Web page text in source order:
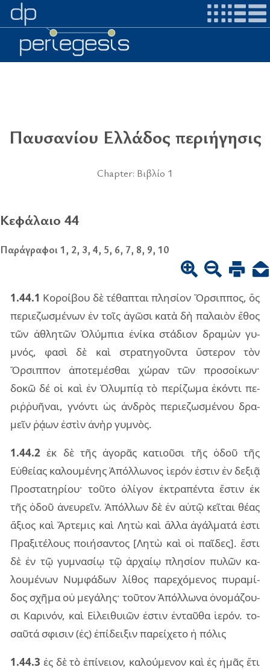
Παυσανίου Ελλάδος περιήγησις
Chapter: Βιβλίο 1
Κεφάλαιο 44
Παράγραφοι 1, 2, 3, 4, 5, 6, 7, 8, 9, 10
1.44.1 Κοροί­βου δὲ τέ­θα­πται πλη­σί­ον Ὄρσιπ­πος, ὃς
πε­ριε­ζω­σμέ­νων ἐν τοῖς ἀγῶ­σι κατὰ δὴ πα­λαιὸν ἔθος
τῶν ἀθλη­τῶν Ὀλύμ­πια ἐνί­κα στά­διον δρα­μὼν γυ­
μνός, φασὶ δὲ καὶ στρα­τη­γοῦν­τα ὕστε­ρον τὸν
Ὄρσιπ­πον ἀπο­τε­μέ­σθαι χώ­ραν τῶν προ­σοί­κων·
δοκῶ δέ οἱ καὶ ἐν Ὀλυμ­πίᾳ τὸ πε­ρί­ζω­μα ἑκόν­τι πε­
ριῤ­ῥυ­ῆ­ναι, γνόν­τι ὡς ἀν­δρὸς πε­ριε­ζω­σμέ­νου δρα­
μεῖν ῥᾴων ἐστὶν ἀνὴρ γυ­μνὸς.
1.44.2 ἐκ δὲ τῆς ἀγο­ρᾶς κα­τιοῦ­σι τῆς ὁδοῦ τῆς
Εὐθεί­ας κα­λου­μέ­νης Ἀπόλ­λω­νος ἱε­ρόν ἐστιν ἐν δε­ξιᾷ
Προ­στα­τη­ρί­ου· τοῦ­το ὀλί­γον ἐκτρα­πέν­τα ἔστιν ἐκ
τῆς ὁδοῦ ἀνευ­ρεῖν. Ἀπόλ­λων δὲ ἐν αὐτῷ κεῖ­ται θέας
ἄξιος καὶ Ἄρτε­μις καὶ Λητὼ καὶ ἄλλα ἀγάλ­μα­τά ἐστι
Πρα­ξι­τέ­λους ποι­ή­σαν­τος [Λητὼ καὶ οἱ παῖ­δες]. ἔστι
δὲ ἐν τῷ γυ­μνα­σίῳ τῷ ἀρ­χαίῳ πλη­σί­ον πυ­λῶν κα­
λου­μέ­νων Νυμ­φά­δων λί­θος πα­ρε­χό­με­νος πυ­ρα­μί­
δος σχῆ­μα οὐ με­γά­λης· τοῦ­τον Ἀπόλ­λω­να ὀνο­μά­ζου­
σι Καρι­νόν, καὶ Εἰλει­θυιῶν ἐστιν ἐν­ταῦ­θα ἱε­ρόν. το­
σαῦ­τά σφι­σιν (ἐς) ἐπί­δει­ξιν πα­ρεί­χε­το ἡ πό­λις
1.44.3 ἐς δὲ τὸ ἐπί­νειον, κα­λού­με­νον καὶ ἐς ἡμᾶς ἔτι